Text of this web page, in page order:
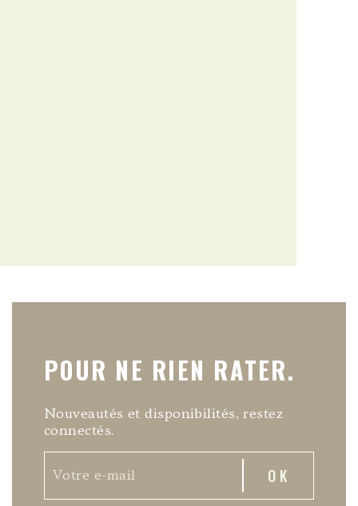
POUR NE RIEN RATER.
Nouveautés et disponibilités, restez
connectés.